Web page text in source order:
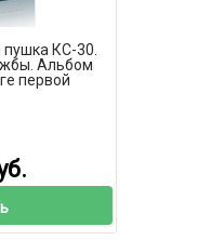
пушка КС-30.
Альбом
первой